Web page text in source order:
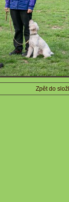
Zpět do